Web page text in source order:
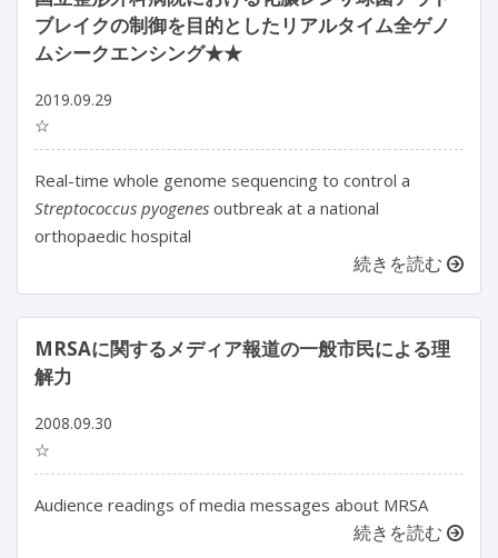
ブレイクの制御を目的としたリアルタイム全ゲノ
ムシークエンシング★★
2019.09.29
☆
Real-time whole genome sequencing to control a
Streptococcus pyogenes outbreak at a national
orthopaedic hospital
続きを読む
MRSAに関するメディア報道の一般市民による理
解力
2008.09.30
☆
Audience readings of media messages about MRSA
続きを読む